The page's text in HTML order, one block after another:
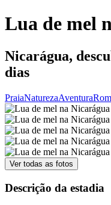
Lua de mel
Nicarágua,
dias
PraiaNaturezaAventura
Ver todas as fotos
Descrição da estadia